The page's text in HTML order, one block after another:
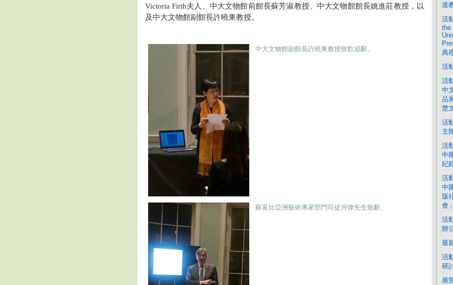
Victoria Firth夫人、中大文物館前館長蘇芳淑教授、中大文物館館長姚進莊教授，以
及中大文物館副館長許曉東教授。
中大文物館副館長許曉東教授致歡迎辭。
蘇富比亞洲藝術專家部門司徒河偉先生致辭。
道
活
the
典
活
活
中
品
楚
活
主
活
中
紀
活
中
版
會
活
辦
最
活
研
展